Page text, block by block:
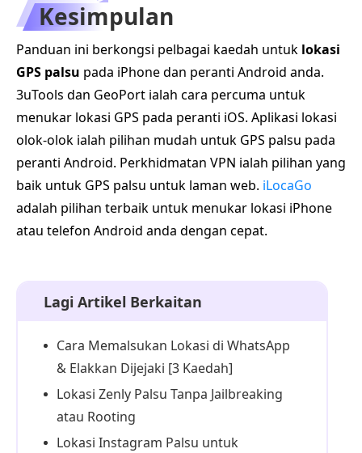
Kesimpulan
Panduan ini berkongsi pelbagai kaedah untuk lokasi
GPS palsu pada iPhone dan peranti Android anda.
3uTools dan GeoPort ialah cara percuma untuk
menukar lokasi GPS pada peranti iOS. Aplikasi lokasi
olok-olok ialah pilihan mudah untuk GPS palsu pada
peranti Android. Perkhidmatan VPN ialah pilihan yang
baik untuk GPS palsu untuk laman web. iLocaGo
adalah pilihan terbaik untuk menukar lokasi iPhone
atau telefon Android anda dengan cepat.
Lagi Artikel Berkaitan
Cara Memalsukan Lokasi di WhatsApp
& Elakkan Dijejaki [3 Kaedah]
Lokasi Zenly Palsu Tanpa Jailbreaking
atau Rooting
Lokasi Instagram Palsu untuk